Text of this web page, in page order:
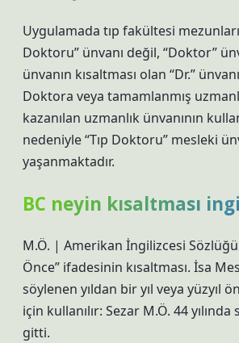
Uygulamada tıp fakültesi
Doktoru” ünvanı değil, “Doktor”
ünvanın kısaltması olan “Dr.”
Doktora veya tamamlanmış
kazanılan uzmanlık ünvanının
nedeniyle “Tıp Doktoru” mesleki
yaşanmaktadır.
BC neyin kısaltması
M.Ö. | Amerikan İngilizcesi Sözlüğü
Önce” ifadesinin kısaltması. İsa
söylenen yıldan bir yıl veya yüzyıl
için kullanılır: Sezar M.Ö. 44
gitti.